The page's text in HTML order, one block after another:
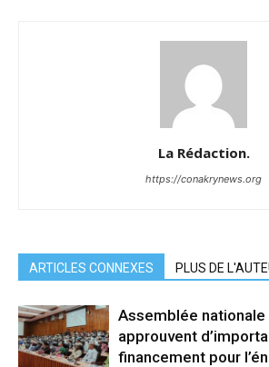
La Rédaction.
https://conakrynews.org
ARTICLES CONNEXES PLUS DE
Assemblée
approuvent
financement pour